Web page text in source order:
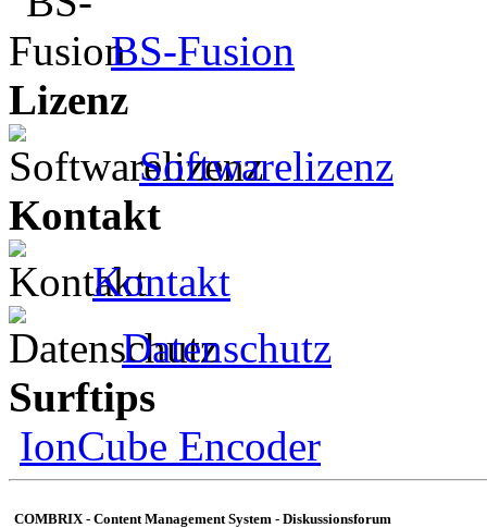
BS-Fusion
Lizenz
Softwarelizenz
Kontakt
Kontakt
Datenschutz
Surftips
IonCube Encoder
COMBRIX - Content Management System - Diskussionsforum